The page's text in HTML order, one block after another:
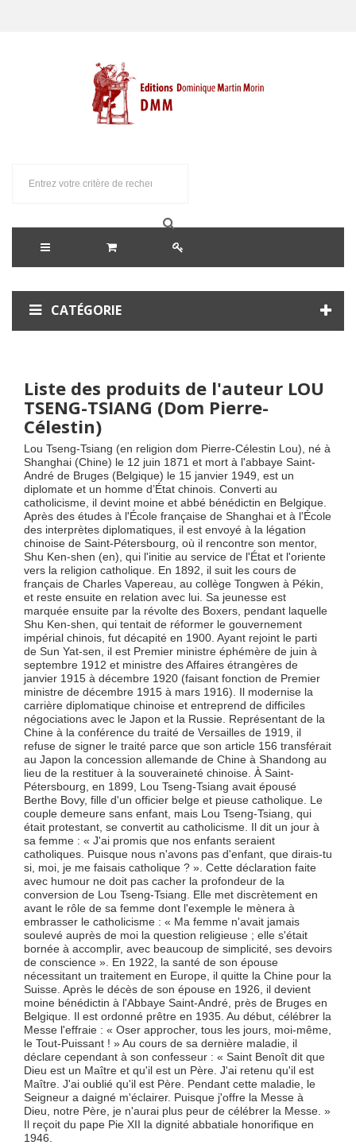
CATÉGORIE
Liste des produits de l'auteur LOU
TSENG-TSIANG (Dom Pierre-
Célestin)
Lou Tseng-Tsiang (en religion dom Pierre-Célestin Lou), né à
Shanghai (Chine) le 12 juin 1871 et mort à l'abbaye Saint-
André de Bruges (Belgique) le 15 janvier 1949, est un
diplomate et un homme d’État chinois. Converti au
catholicisme, il devint moine et abbé bénédictin en Belgique.
Après des études à l'École française de Shanghai et à l'École
des interprètes diplomatiques, il est envoyé à la légation
chinoise de Saint-Pétersbourg, où il rencontre son mentor,
Shu Ken-shen (en), qui l'initie au service de l'État et l'oriente
vers la religion catholique. En 1892, il suit les cours de
français de Charles Vapereau, au collège Tongwen à Pékin,
et reste ensuite en relation avec lui. Sa jeunesse est
marquée ensuite par la révolte des Boxers, pendant laquelle
Shu Ken-shen, qui tentait de réformer le gouvernement
impérial chinois, fut décapité en 1900. Ayant rejoint le parti
de Sun Yat-sen, il est Premier ministre éphémère de juin à
septembre 1912 et ministre des Affaires étrangères de
janvier 1915 à décembre 1920 (faisant fonction de Premier
ministre de décembre 1915 à mars 1916). Il modernise la
carrière diplomatique chinoise et entreprend de difficiles
négociations avec le Japon et la Russie. Représentant de la
Chine à la conférence du traité de Versailles de 1919, il
refuse de signer le traité parce que son article 156 transférait
au Japon la concession allemande de Chine à Shandong au
lieu de la restituer à la souveraineté chinoise. À Saint-
Pétersbourg, en 1899, Lou Tseng-Tsiang avait épousé
Berthe Bovy, fille d'un officier belge et pieuse catholique. Le
couple demeure sans enfant, mais Lou Tseng-Tsiang, qui
était protestant, se convertit au catholicisme. Il dit un jour à
sa femme : « J'ai promis que nos enfants seraient
catholiques. Puisque nous n'avons pas d'enfant, que dirais-tu
si, moi, je me faisais catholique ? ». Cette déclaration faite
avec humour ne doit pas cacher la profondeur de la
conversion de Lou Tseng-Tsiang. Elle met discrètement en
avant le rôle de sa femme dont l'exemple le mènera à
embrasser le catholicisme : « Ma femme n'avait jamais
soulevé auprès de moi la question religieuse ; elle s'était
bornée à accomplir, avec beaucoup de simplicité, ses devoirs
de conscience ». En 1922, la santé de son épouse
nécessitant un traitement en Europe, il quitte la Chine pour la
Suisse. Après le décès de son épouse en 1926, il devient
moine bénédictin à l'Abbaye Saint-André, près de Bruges en
Belgique. Il est ordonné prêtre en 1935. Au début, célébrer la
Messe l'effraie : « Oser approcher, tous les jours, moi-même,
le Tout-Puissant ! » Au cours de sa dernière maladie, il
déclare cependant à son confesseur : « Saint Benoît dit que
Dieu est un Maître et qu'il est un Père. J'ai retenu qu'il est
Maître. J'ai oublié qu'il est Père. Pendant cette maladie, le
Seigneur a daigné m'éclairer. Puisque j'offre la Messe à
Dieu, notre Père, je n'aurai plus peur de célébrer la Messe. »
Il reçoit du pape Pie XII la dignité abbatiale honorifique en
1946.